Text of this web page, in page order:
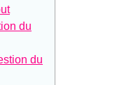
du
du